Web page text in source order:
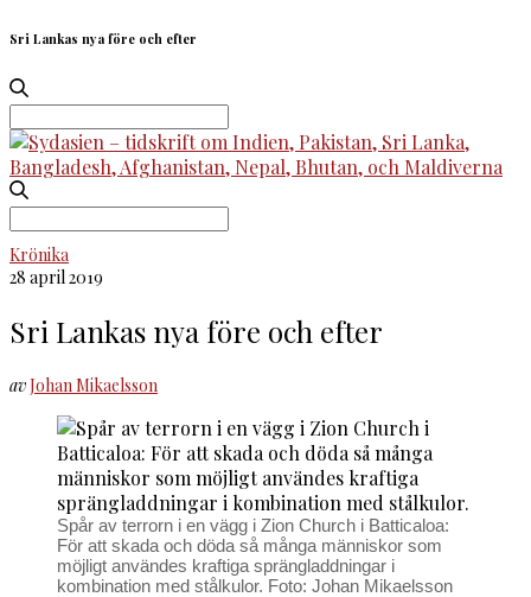
Sri Lankas nya före och efter
Search
for:
Search
Krönika
28 april 2019
Sri Lankas nya före och efter
avJohan Mikaelsson
Spår av terrorn i en vägg i Zion Church i Batticaloa:
För att skada och döda så många människor som
möjligt användes kraftiga sprängladdningar i
kombination med stålkulor. Foto: Johan Mikaelsson